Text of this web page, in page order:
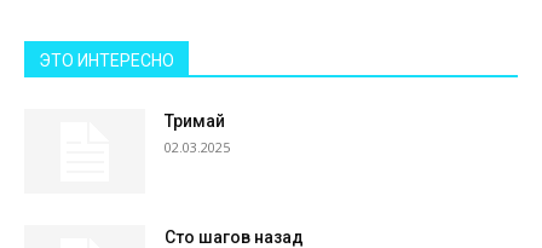
ЭТО ИНТЕРЕСНО
Тримай
02.03.2025
Сто шагов назад